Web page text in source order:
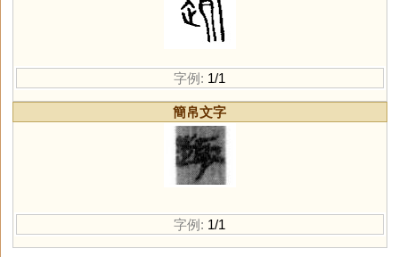
字例: 1/1
簡帛文字
字例: 1/1